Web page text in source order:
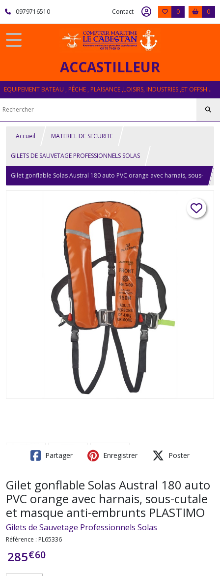
0979716510 Contact 0 0
ACCASTILLEUR
EQUIPEMENT BATEAU , PÊCHE , PLAISANCE ,LOISIRS, INDUSTRIES ,ET OFFSHORE
Accueil MATERIEL DE SECURITE
GILETS DE SAUVETAGE PROFESSIONNELS SOLAS
Gilet gonflable Solas Austral 180 auto PVC orange avec harnais, sous-
Partager Enregistrer Poster
Gilet gonflable Solas Austral 180 auto
PVC orange avec harnais, sous-cutale
et masque anti-embrunts PLASTIMO
Gilets de Sauvetage Professionnels Solas
Référence : PL65336
285€60